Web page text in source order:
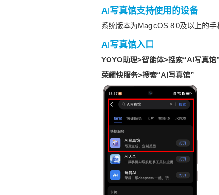
AI写真馆支持使用的设备
系统版本为MagicOS 8.0及以上的
AI写真馆入口
YOYO助理>智能体>搜索“AI写真馆”
荣耀快服务>搜索“AI写真馆”